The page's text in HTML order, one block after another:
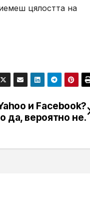
цялостта на
и Facebook?
да, вероятно не.